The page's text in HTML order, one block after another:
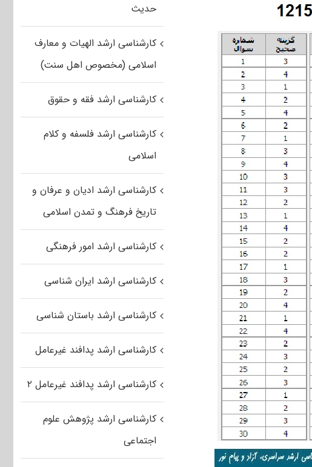
حدیث
کارشناسی ارشد الهیات و معارف
اسلامی (مخصوص اهل سنت)
کارشناسی ارشد فقه و حقوق
کارشناسی ارشد فلسفه و کلام
اسلامی
کارشناسی ارشد ادیان و عرفان و
تاریخ فرهنگ و تمدن اسلامی
کارشناسی ارشد امور فرهنگی
کارشناسی ارشد ایران شناسی
کارشناسی ارشد باستان شناسی
کارشناسی ارشد پدافند غیرعامل
کارشناسی ارشد پدافند غیرعامل ۲
کارشناسی ارشد پژوهش علوم
اجتماعی